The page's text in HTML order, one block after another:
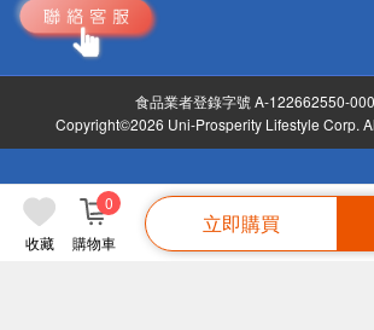
收藏 購物車
0
立即購買
食品業者登錄字號 A-122662550-
Copyright©2026 Uni-Prosperity Lifestyle Corp.